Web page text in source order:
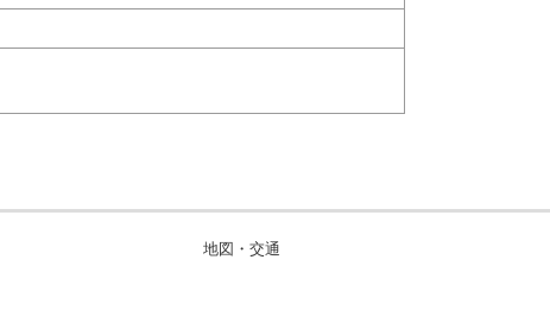
地図・交通